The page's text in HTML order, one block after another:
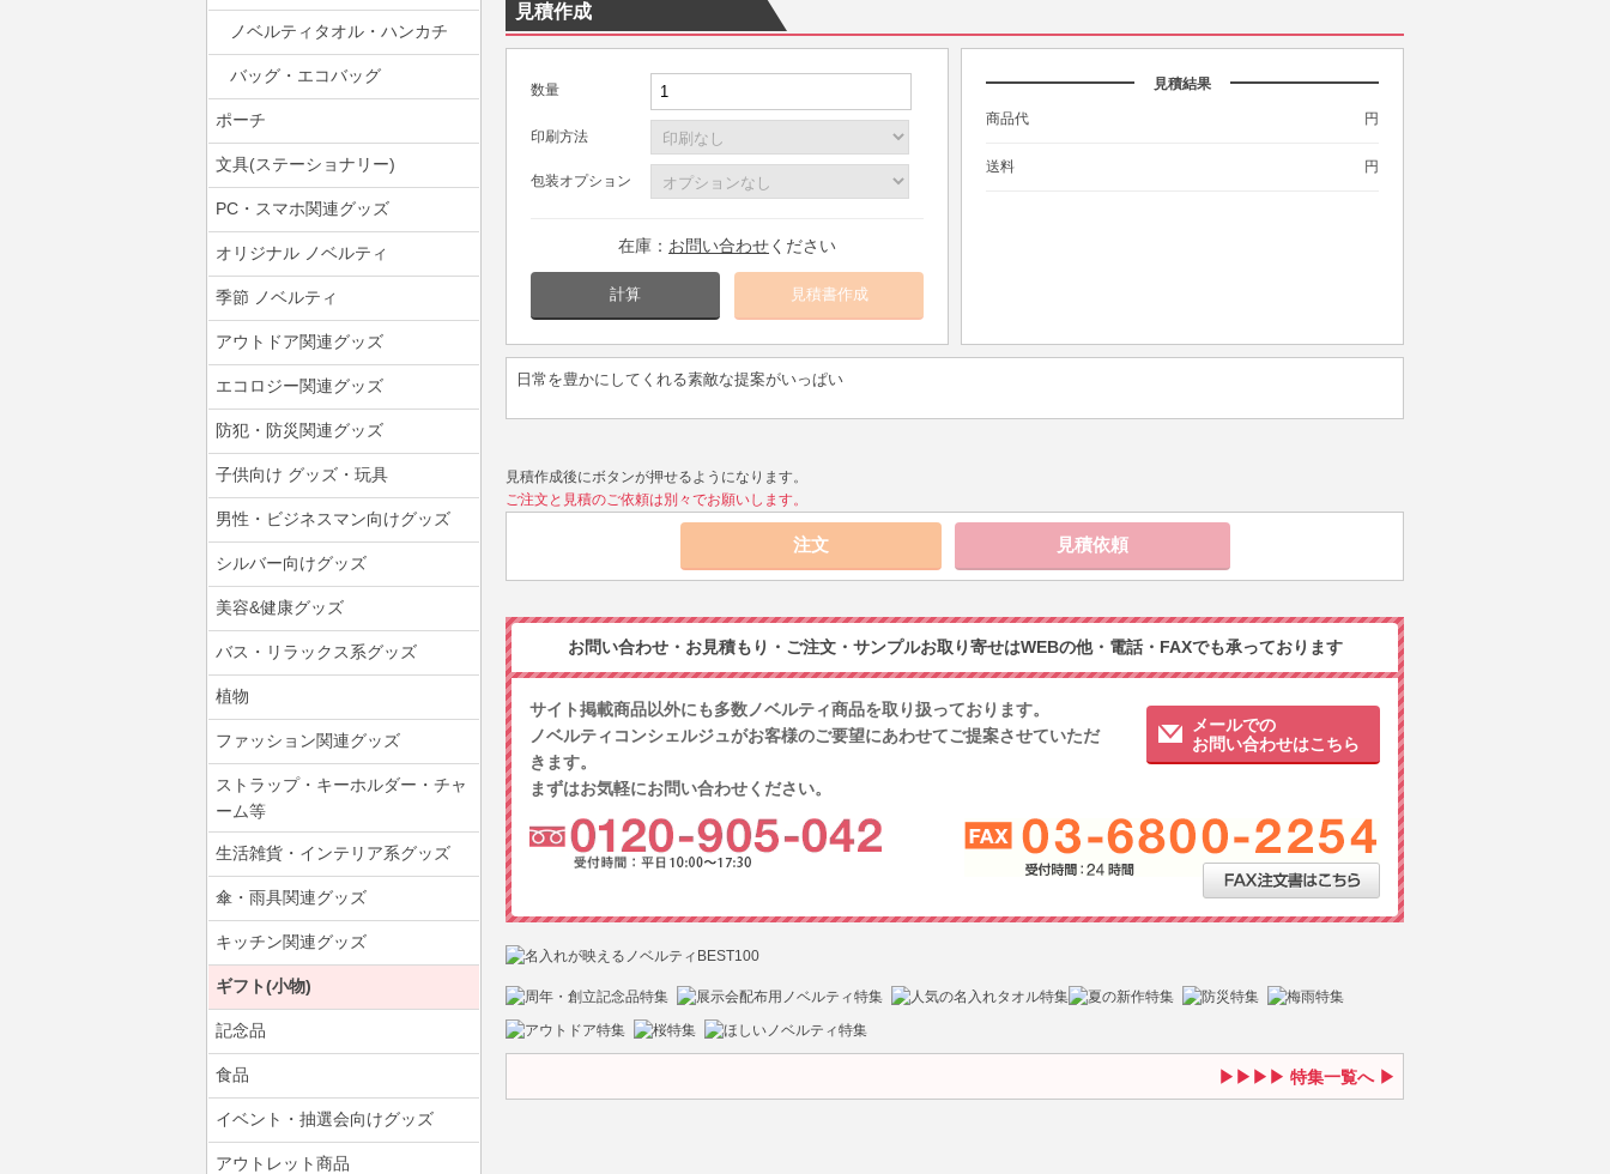
ノベルティタオル・ハンカチ
バッグ・エコバッグ
ポーチ
文具(ステーショナリー)
PC・スマホ関連グッズ
オリジナル ノベルティ
季節 ノベルティ
アウトドア関連グッズ
エコロジー関連グッズ
防犯・防災関連グッズ
子供向け グッズ・玩具
男性・ビジネスマン向けグッズ
シルバー向けグッズ
美容&健康グッズ
バス・リラックス系グッズ
植物
ファッション関連グッズ
ストラップ・キーホルダー・チャ
ーム等
生活雑貨・インテリア系グッズ
傘・雨具関連グッズ
キッチン関連グッズ
ギフト(小物)
記念品
食品
イベント・抽選会向けグッズ
アウトレット商品
見積作成
数量
印刷方法
包装オプション
在庫： お問い合わせください
計算
見積結果
商品代 円
送料 円
日常を豊かにしてくれる素敵な提案がいっぱい
見積作成後にボタンが押せるようになります。
ご注文と見積のご依頼は別々でお願いします。
お問い合わせ・お見積もり・ご注文・サンプルお取り寄せはWEBの他・電話・FAXでも承っております
サイト掲載商品以外にも多数ノベルティ商品を取り扱っております。
ノベルティコンシェルジュがお客様のご要望にあわせてご提案させていただ
きます。
まずはお気軽にお問い合わせください。
メールでの
お問い合わせはこちら
特集一覧へ